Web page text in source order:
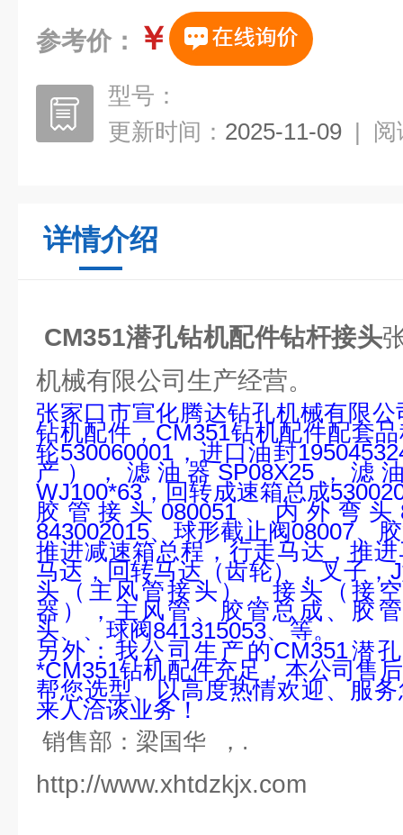
参考价： ￥
型号：
更新时间： 2025-11-09 | 阅
详情介绍
CM351潜孔钻机配件钻杆接头
机械有限公司生产经营。
张家口市宣化腾达钻孔机械有限
钻机配件， CM351钻机配件配套
轮530060001 ，进口油封
产），滤油器SP08X25 ，滤
WJ100*63，回转成速箱总成
胶管接头 080051、内外弯头
843002015、球形截止阀08007、
推进减速箱总程，行走马达，推
马达，回转马达（齿轮），叉子，J
头（主风管接头），接头（接
器），主风管、胶管总成、胶
头、、球阀841315053、等。
另外：我公司生产的 CM351潜
*CM351钻机配件充足，本公司售
帮您选型、以高度热情欢迎、服
来人洽谈业务！
销售部：梁国华 ，.
http://www.xhtdzkjx.com